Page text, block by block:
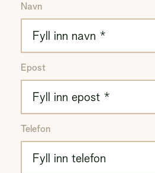
Navn
Epost
Telefon